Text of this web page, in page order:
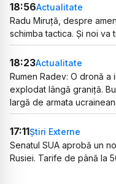
18:56Actualitate
Radu Miruță, despre
schimba tactica. Și noi va
18:23Actualitate
Rumen Radev: O dronă a
explodat lângă graniță.
largă de armata
17:11Știri Externe
Senatul SUA aprobă un
Rusiei. Tarife de până la